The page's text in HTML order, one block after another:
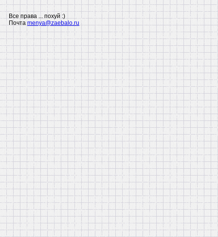
Все права ... похуй :)
Почтаmenya@zaebalo.ru